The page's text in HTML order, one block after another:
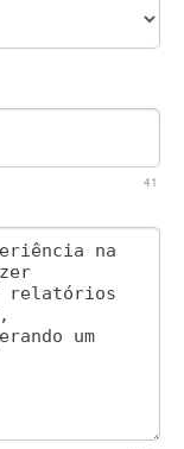
41